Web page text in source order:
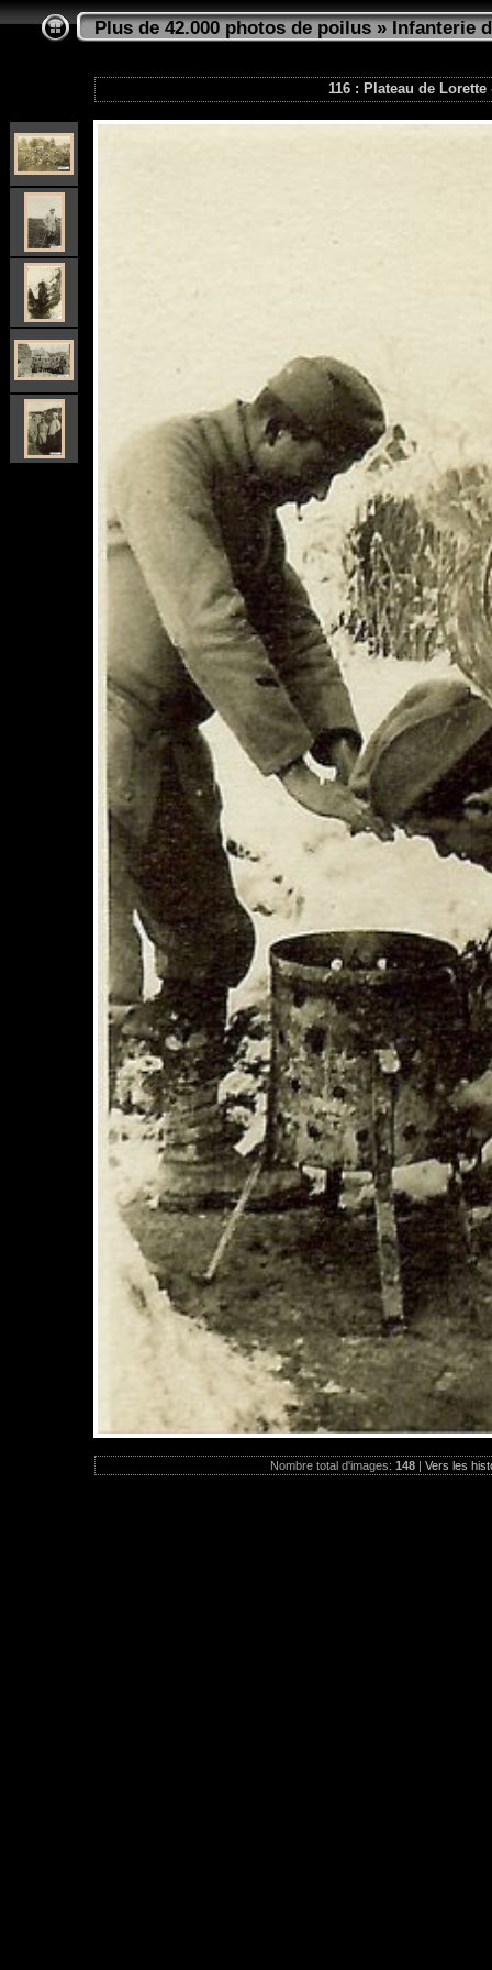
Plus de 42.000 photos de poilus»Infanterie
116 : Plateau de Lorette
Nombre total d'images: 148 | Vers les